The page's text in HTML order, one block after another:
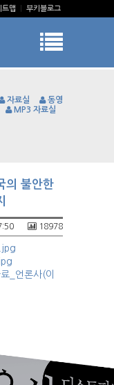
트맵 부키블로그
자료실
동영
MP3 자료실
의 불안한
18978
_언론사(이